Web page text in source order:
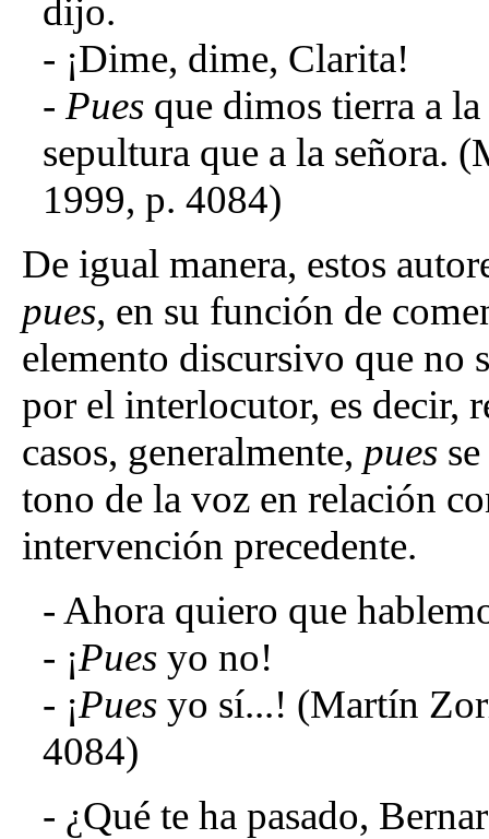
dijo.
- ¡Dime, dime, Clarita!
- Pues que dimos tierra a
sepultura que a la señora.
1999, p. 4084)
De igual manera, estos
pues, en su función de
elemento discursivo que no
por el interlocutor, es decir,
casos, generalmente, pues
tono de la voz en relación
intervención precedente.
- Ahora quiero que
- ¡Pues yo no!
- ¡Pues yo sí...! (Martín
4084)
- ¿Qué te ha pasado,